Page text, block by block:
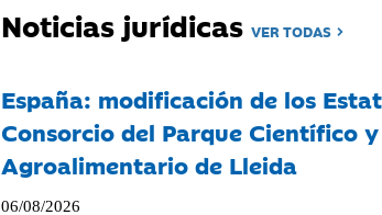
Noticias jurídicasVER TODAS
España: modificación de los
Consorcio del Parque Científico
Agroalimentario de Lleida
06/08/2026